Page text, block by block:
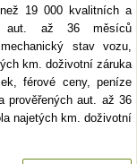
19 000 kvalitních a
aut. až 36 měsíců
stav vozu,
km. doživotní záruka
férové ceny, peníze
prověřených aut. až 36
najetých km. doživotní